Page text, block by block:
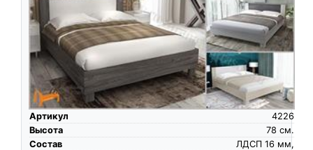
Артикул
4226
Высота
см.
78
Состав
ЛДСП 16 мм,